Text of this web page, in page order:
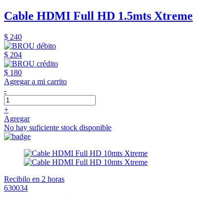
Cable HDMI Full HD 1.5mts Xtreme
$ 240
$ 204
$ 180
Agregar a mi carrito
-
+
Agregar
No hay suficiente stock disponible
Recibilo en 2 horas
630034